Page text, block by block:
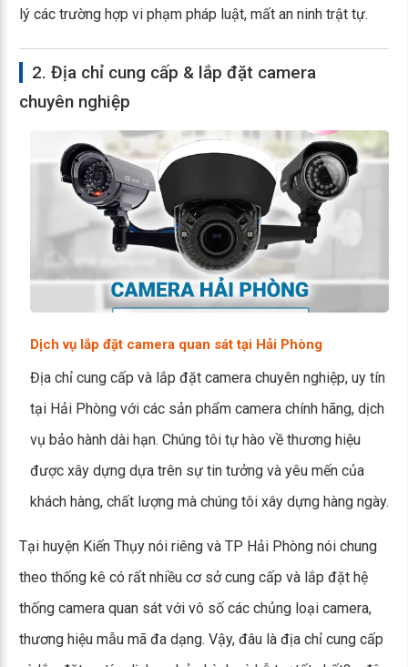
lý các trường hợp vi phạm pháp luật, mất an ninh trật tự.
2. Địa chỉ cung cấp & lắp đặt camera
chuyên nghiệp
Dịch vụ lắp đặt camera quan sát tại Hải Phòng
Địa chỉ cung cấp và lắp đặt camera chuyên nghiệp, uy tín
tại Hải Phòng với các sản phẩm camera chính hãng, dịch
vụ bảo hành dài hạn. Chúng tôi tự hào về thương hiệu
được xây dựng dựa trên sự tin tưởng và yêu mến của
khách hàng, chất lượng mà chúng tôi xây dựng hàng ngày.
Tại huyện Kiến Thụy nói riêng và TP Hải Phòng nói chung
theo thống kê có rất nhiều cơ sở cung cấp và lắp đặt hệ
thống camera quan sát với vô số các chủng loại camera,
thương hiệu mẫu mã đa dạng. Vậy, đâu là địa chỉ cung cấp